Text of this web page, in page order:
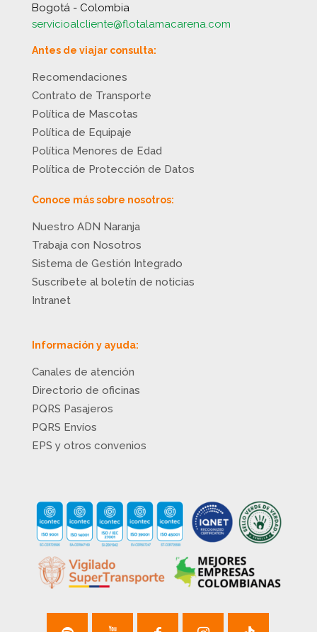
Bogotá - Colombia
servicioalcliente@flotalamacarena.com
Antes de viajar consulta:
Recomendaciones
Contrato de Transporte
Política de Mascotas
Política de Equipaje
Política Menores de Edad
Política de Protección de Datos
Conoce más sobre nosotros:
Nuestro ADN Naranja
Trabaja con Nosotros
Sistema de Gestión Integrado
Suscríbete al boletín de noticias
Intranet
Información y ayuda:
Canales de atención
Directorio de oficinas
PQRS Pasajeros
PQRS Envíos
EPS y otros convenios